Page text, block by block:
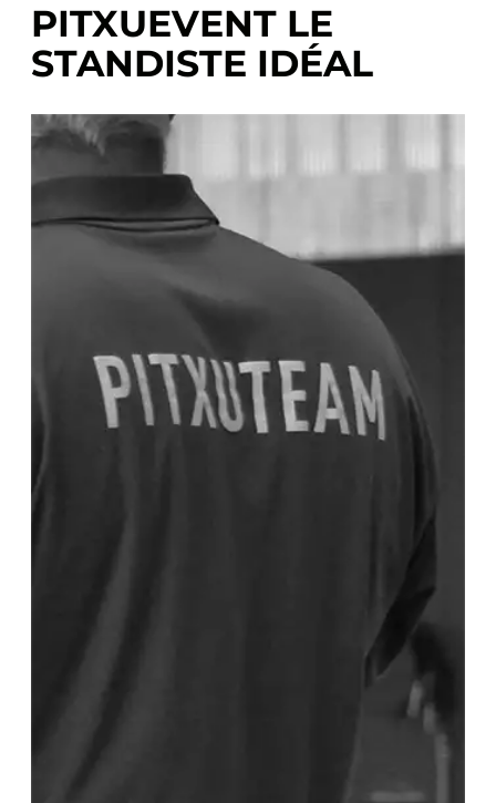
PITXUEVENT LE
STANDISTE IDÉAL